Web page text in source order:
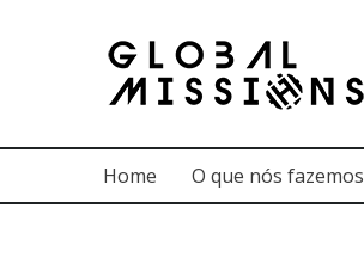
Home O que nós fazemos